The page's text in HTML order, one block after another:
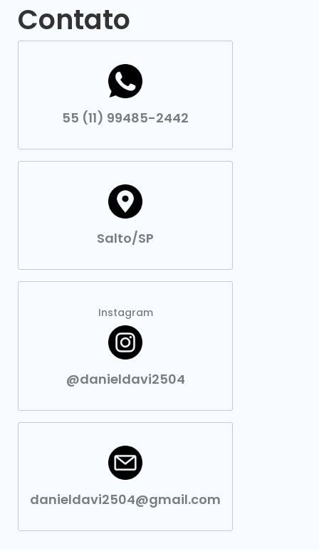
Contato
55 (11) 99485-2442
Salto/SP
Instagram
@danieldavi2504
danieldavi2504@gmail.com